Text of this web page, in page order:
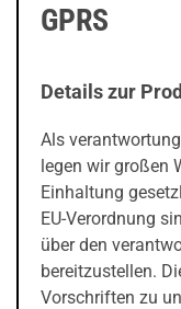
GPRS
Details zur
Als
legen wir großen
Einhaltung
EU-Verordnung
über den
bereitzustellen.
Vorschriften zu